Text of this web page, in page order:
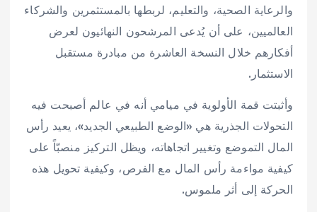
والرعاية الصحية، والتعليم، لربطها بالمستثمرين والشركاء
العالميين، على أن يُدعى المرشحون النهائيون لعرض
أفكارهم خلال النسخة العاشرة من مبادرة مستقبل
الاستثمار.
وأثبتت قمة الأولوية في ميامي أنه في عالم أصبحت فيه
التحولات الجذرية هي «الوضع الطبيعي الجديد»، يعيد رأس
المال التموضع وتغيير اتجاهاته، ويظل التركيز منصبّاً على
كيفية مواءمة رأس المال مع الفرص، وكيفية تحويل هذه
الحركة إلى أثر ملموس.